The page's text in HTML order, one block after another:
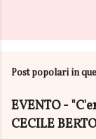
Post popolari in
EVENTO -
CECILE